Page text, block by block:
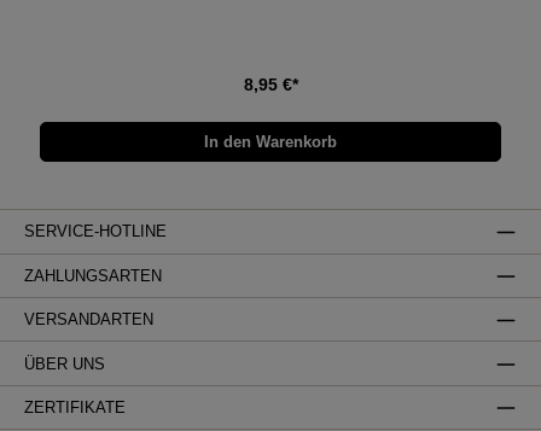
8,95 €*
In den Warenkorb
SERVICE-HOTLINE
ZAHLUNGSARTEN
VERSANDARTEN
ÜBER UNS
ZERTIFIKATE